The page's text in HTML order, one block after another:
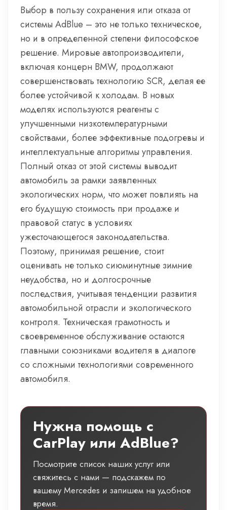
Выбор в пользу сохранения или отказа от
системы AdBlue – это не только техническое,
но и в определенной степени философское
решение. Мировые автопроизводители,
включая концерн BMW, продолжают
совершенствовать технологию SCR, делая ее
более устойчивой к холодам. В новых
моделях используются реагенты с
улучшенными низкотемпературными
свойствами, более эффективные подогревы и
интеллектуальные алгоритмы управления.
Полный отказ от этой системы выводит
автомобиль за рамки заявленных
экологических норм, что может повлиять на
его будущую стоимость при продаже и
правовой статус в условиях
ужесточающегося законодательства.
Поэтому, принимая решение, стоит
оценивать не только сиюминутные зимние
неудобства, но и долгосрочные
последствия, учитывая тенденции развития
автомобильной отрасли и экологического
контроля. Техническая грамотность и
своевременное обслуживание остаются
главными союзниками водителя в диалоге
со сложными технологиями современного
автомобиля.
Нужна помощь с
CarPlay или AdBlue?
Посмотрите список наших услуг или
свяжитесь с нами — подскажем по
вашему Mercedes и запишем на удобное
время.